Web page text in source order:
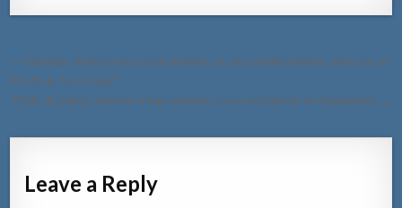
Post
navigation
← Homber desconosi a core drenta un cas na Macuarima, kizas ta un
Pitufo lo ta su tras?
Polis di trafico mester a bay atende cu un accidente na Savaneta! →
Leave a Reply